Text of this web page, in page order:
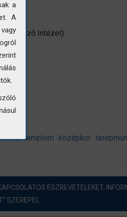
Tervező Intézet)
templom középkor
ÉSZREVÉTELEKET,
SZEREPEL.
a
A